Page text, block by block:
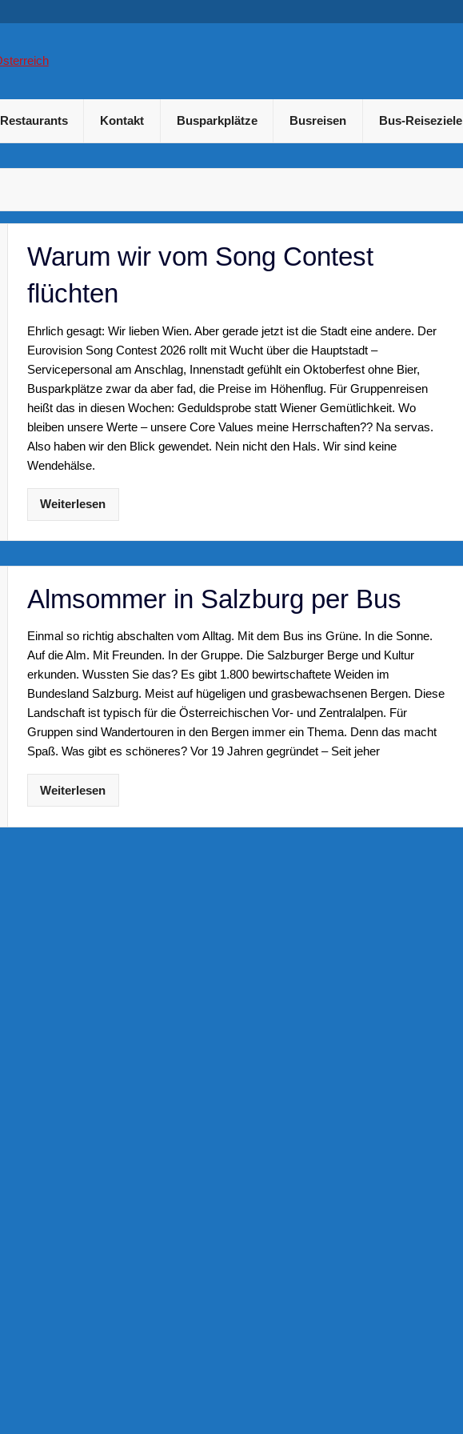
Restaurants Kontakt Busparkplätze Busreisen Bus-Reiseziele
Warum wir vom Song Contest
flüchten
Ehrlich gesagt: Wir lieben Wien. Aber gerade jetzt ist die Stadt eine andere. Der
Eurovision Song Contest 2026 rollt mit Wucht über die Hauptstadt –
Servicepersonal am Anschlag, Innenstadt gefühlt ein Oktoberfest ohne Bier,
Busparkplätze zwar da aber fad, die Preise im Höhenflug. Für Gruppenreisen
heißt das in diesen Wochen: Geduldsprobe statt Wiener Gemütlichkeit. Wo
bleiben unsere Werte – unsere Core Values meine Herrschaften?? Na servas.
Also haben wir den Blick gewendet. Nein nicht den Hals. Wir sind keine
Wendehälse.
Weiterlesen
Almsommer in Salzburg per Bus
Einmal so richtig abschalten vom Alltag. Mit dem Bus ins Grüne. In die Sonne.
Auf die Alm. Mit Freunden. In der Gruppe. Die Salzburger Berge und Kultur
erkunden. Wussten Sie das? Es gibt 1.800 bewirtschaftete Weiden im
Bundesland Salzburg. Meist auf hügeligen und grasbewachsenen Bergen. Diese
Landschaft ist typisch für die Österreichischen Vor- und Zentralalpen. Für
Gruppen sind Wandertouren in den Bergen immer ein Thema. Denn das macht
Spaß. Was gibt es schöneres? Vor 19 Jahren gegründet – Seit jeher
Weiterlesen